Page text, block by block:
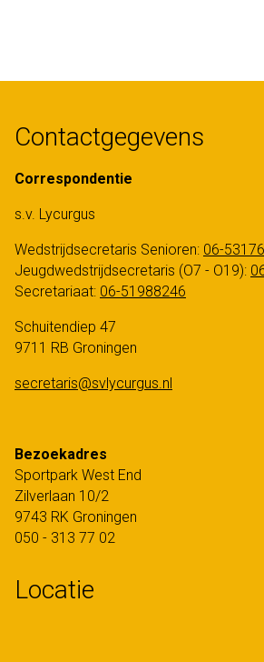
Contactgegevens
Correspondentie
s.v. Lycurgus
Wedstrijdsecretaris Senioren: 06-
Jeugdwedstrijdsecretaris (O7 - O19):
Secretariaat: 06-51988246
Schuitendiep 47
9711 RB Groningen
secretaris@svlycurgus.nl
Bezoekadres
Sportpark West End
Zilverlaan 10/2
9743 RK Groningen
050 - 313 77 02
Locatie